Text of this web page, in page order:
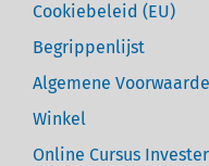
Cookiebeleid (EU)
Begrippenlijst
Algemene
Winkel
Online Cursus